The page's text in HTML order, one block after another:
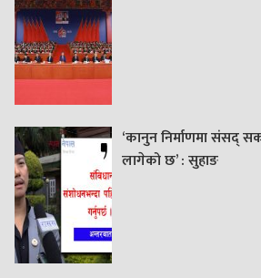
‘कानुन निर्माणमा संसद्
लागेको छ’ : सुहाङ